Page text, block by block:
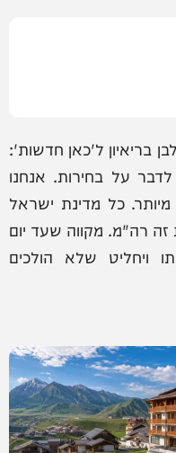
בריאיון ל'כאן חדשות':
על בחירות. אנחנו
כל מדינת ישראל
זה רה"מ. מקווה שעד יום
ויחליט שלא הולכים